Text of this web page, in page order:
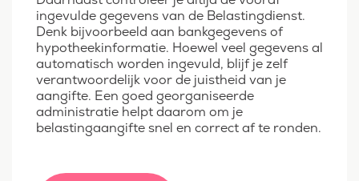
ingevulde gegevens van de Belastingdienst.
Denk bijvoorbeeld aan bankgegevens of
hypotheekinformatie. Hoewel veel gegevens al
automatisch worden ingevuld, blijf je zelf
verantwoordelijk voor de juistheid van je
aangifte. Een goed georganiseerde
administratie helpt daarom om je
belastingaangifte snel en correct af te ronden.